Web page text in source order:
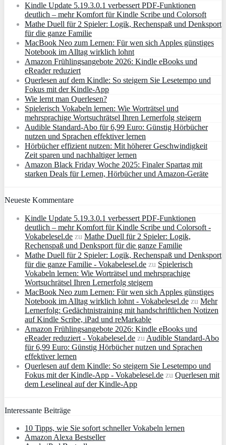
Kindle Update 5.19.3.0.1 verbessert PDF-Funktionen
deutlich – mehr Komfort für Kindle Scribe und Colorsoft
Mathe Duell für 2 Spieler: Logik, Rechenspaß und Denksport
für die ganze Familie
MacBook Neo zum Lernen: Für wen sich Apples günstiges
Notebook im Alltag wirklich lohnt
Amazon Frühlingsangebote 2026: Kindle eBooks und
eReader reduziert
Querlesen auf dem Kindle: So steigern Sie Lesetempo und
Fokus mit der Kindle-App
Wie lernt man Querlesen?
Spielerisch Vokabeln lernen: Wie Worträtsel und
mehrsprachige Wortsuchrätsel Ihren Lernerfolg steigern
Audible Standard-Abo für 6,99 Euro: Günstig Hörbücher
nutzen und Sprachen effektiver lernen
Hörbücher effizient nutzen: Mit höherer Geschwindigkeit
Zeit sparen und nachhaltiger lernen
Amazon Black Friday Woche 2025: Finaler Spartag mit
starken Deals für Lernen, Hörbücher und Amazon‑Geräte
Neueste Kommentare
Kindle Update 5.19.3.0.1 verbessert PDF-Funktionen
deutlich – mehr Komfort für Kindle Scribe und Colorsoft -
Vokabelesel.de zu Mathe Duell für 2 Spieler: Logik,
Rechenspaß und Denksport für die ganze Familie
Mathe Duell für 2 Spieler: Logik, Rechenspaß und Denksport
für die ganze Familie - Vokabelesel.de zu Spielerisch
Vokabeln lernen: Wie Worträtsel und mehrsprachige
Wortsuchrätsel Ihren Lernerfolg steigern
MacBook Neo zum Lernen: Für wen sich Apples günstiges
Notebook im Alltag wirklich lohnt - Vokabelesel.de zu Mehr
Lernerfolg: Gedächtnistraining mit handschriftlichen Notizen
auf Kindle Scribe, iPad und reMarkable
Amazon Frühlingsangebote 2026: Kindle eBooks und
eReader reduziert - Vokabelesel.de zu Audible Standard-Abo
für 6,99 Euro: Günstig Hörbücher nutzen und Sprachen
effektiver lernen
Querlesen auf dem Kindle: So steigern Sie Lesetempo und
Fokus mit der Kindle-App - Vokabelesel.de zu Querlesen mit
dem Leselineal auf der Kindle-App
Interessante Beiträge
10 Tipps, wie Sie sofort schneller Vokabeln lernen
Amazon Alexa Bestseller